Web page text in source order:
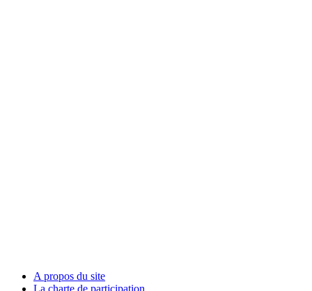
A propos du site
La charte de participation